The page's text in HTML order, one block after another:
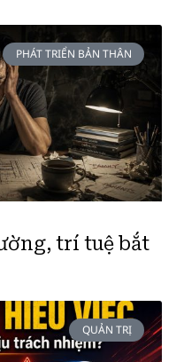
PHÁT TRIỂN BẢN THÂN
trí tuệ bắt
QUẢN TRỊ